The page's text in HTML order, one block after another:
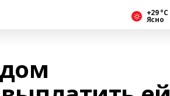
+29 °С
Ясно